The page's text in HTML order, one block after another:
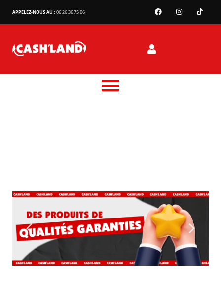
APPELEZ-NOUS AU : 06 26 36 75 06
Button 1 Button 2